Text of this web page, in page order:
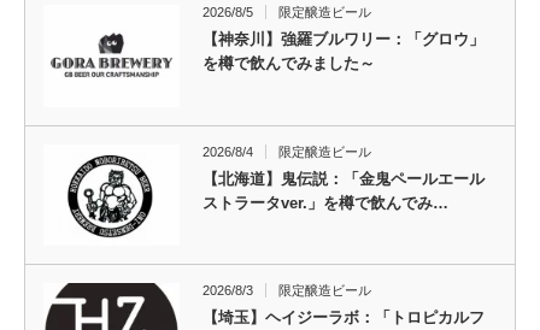
2026/8/5 限定醸造ビール
【神奈川】強羅ブルワリー：「グロウ」
を樽で飲んでみました～
2026/8/4 限定醸造ビール
【北海道】鬼伝説：「金鬼ペールエール
ストラータver.」を樽で飲んでみ…
2026/8/3 限定醸造ビール
【埼玉】ヘイジーラボ：「トロピカルフ